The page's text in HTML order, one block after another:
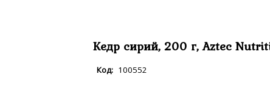
Кедр сирий, 200 г, Aztec
100552